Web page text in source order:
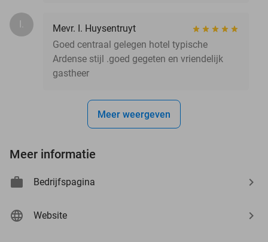
I.
Mevr. I. Huysentruyt
Goed centraal gelegen hotel typische
Ardense stijl .goed gegeten en vriendelijk
gastheer
Meer weergeven
Meer informatie
Bedrijfspagina
Website